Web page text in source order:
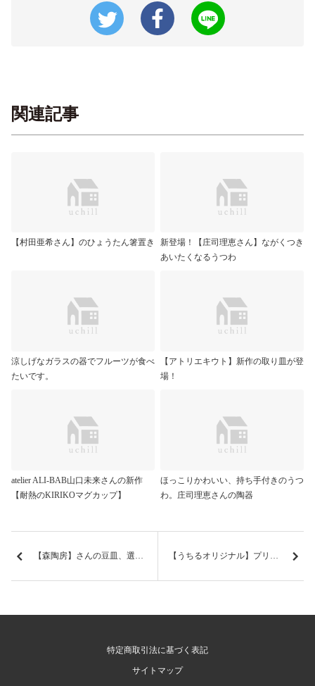
関連記事
【村田亜希さん】のひょうたん箸置き
新登場！【庄司理恵さん】ながくつき
あいたくなるうつわ
涼しげなガラスの器でフルーツが食べ
たいです。
【アトリエキウト】新作の取り皿が登
場！
atelier ALI-BAB山口未来さんの新作
【耐熱のKIRIKOマグカップ】
ほっこりかわいい、持ち手付きのうつ
わ。庄司理恵さんの陶器
【森陶房】さんの豆皿、選ぶのも楽しい「ほっこり」柄、多数新登場！ 【うちるオリジナル】プリザーブドフラワー新作入荷！ ichirin花
特定商取引法に基づく表記
サイトマップ